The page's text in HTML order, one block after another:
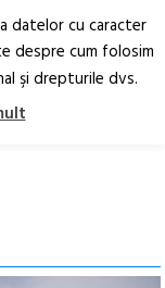
RO EN
datelor cu caracter
despre cum folosim
şi drepturile dvs.